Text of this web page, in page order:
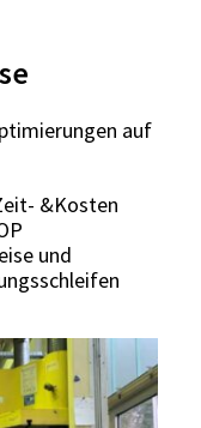
auf
&Kosten
und